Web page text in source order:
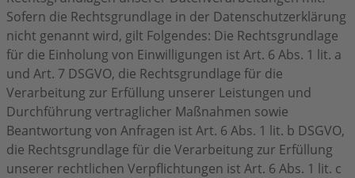
Sofern die Rechtsgrundlage in der Datenschutzerklärung
nicht genannt wird, gilt Folgendes: Die Rechtsgrundlage
für die Einholung von Einwilligungen ist Art. 6 Abs. 1 lit. a
und Art. 7 DSGVO, die Rechtsgrundlage für die
Verarbeitung zur Erfüllung unserer Leistungen und
Durchführung vertraglicher Maßnahmen sowie
Beantwortung von Anfragen ist Art. 6 Abs. 1 lit. b DSGVO,
die Rechtsgrundlage für die Verarbeitung zur Erfüllung
unserer rechtlichen Verpflichtungen ist Art. 6 Abs. 1 lit. c